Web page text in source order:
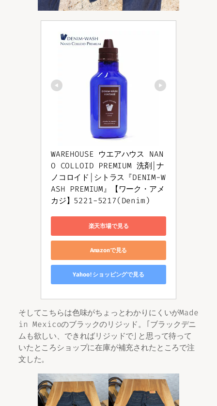
WAREHOUSE ウエアハウス NAN
O COLLOID PREMIUM 洗剤|ナ
ノコロイド|シトラス『DENIM-W
ASH PREMIUM』【ワーク・アメ
カジ】5221-5217(Denim)
楽天市場で見る
Amazonで見る
Yahoo!ショッピングで見る
そしてこちらは色味がちょっとわかりにくいがMade
in Mexicoのブラックのリジッド。「ブラックデニ
ムも欲しい、できればリジッドで」と思って待って
いたところショップに在庫が補充されたところで注
文した。